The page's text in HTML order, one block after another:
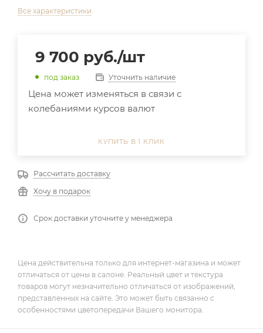
Все характеристики
9 700 руб./шт
под заказ Уточнить наличие
Цена может изменяться в связи с
колебаниями курсов валют
КУПИТЬ В 1 КЛИК
Рассчитать доставку
Хочу в подарок
Срок доставки уточните у менеджера
Цена действительна только для интернет-магазина и может
отличаться от цены в салоне. Реальный цвет и текстура
товаров могут незначительно отличаться от изображений,
представленных на сайте. Это может быть связанно с
особенностями цветопередачи Вашего монитора.